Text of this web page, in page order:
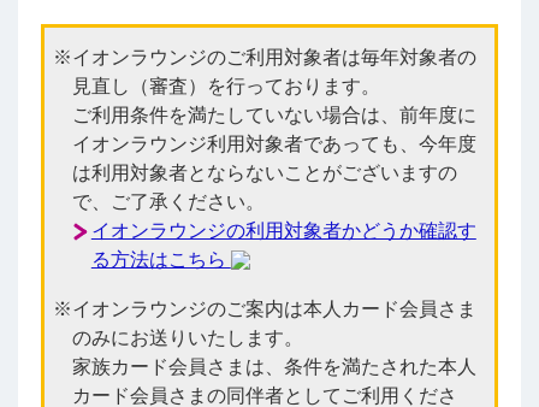
イオンラウンジのご利用対象者は毎年対象者の
見直し（審査）を行っております。
ご利用条件を満たしていない場合は、前年度に
イオンラウンジ利用対象者であっても、今年度
は利用対象者とならないことがございますの
で、ご了承ください。
イオンラウンジの利用対象者かどうか確認す
る方法はこちら
イオンラウンジのご案内は本人カード会員さま
のみにお送りいたします。
家族カード会員さまは、条件を満たされた本人
カード会員さまの同伴者としてご利用くださ